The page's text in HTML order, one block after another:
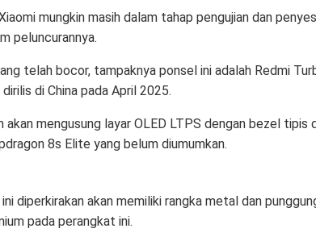
mungkin masih dalam tahap pengujian dan
peluncurannya.
telah bocor, tampaknya ponsel ini adalah Redmi
di China pada April 2025.
akan mengusung layar OLED LTPS dengan bezel tipis
8s Elite yang belum diumumkan.
diperkirakan akan memiliki rangka metal dan
pada perangkat ini.